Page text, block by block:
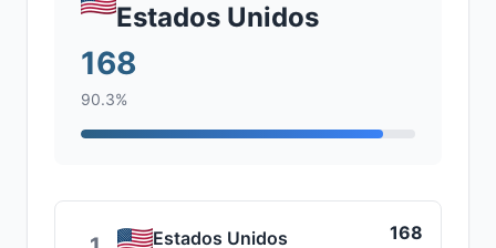
Estados Unidos
168
90.3%
Estados Unidos 168